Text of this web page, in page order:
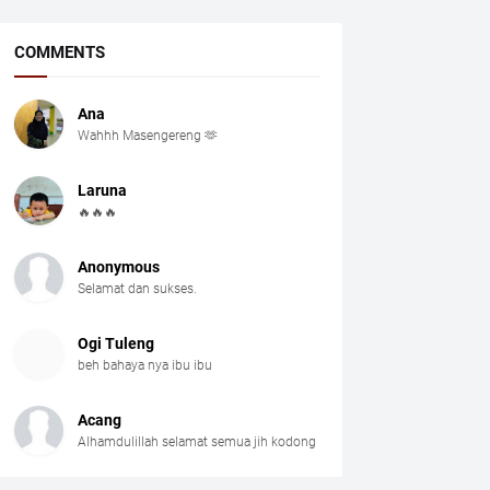
COMMENTS
Ana
Wahhh Masengereng 🫶
Laruna
🔥🔥🔥
Anonymous
Selamat dan sukses.
Ogi Tuleng
beh bahaya nya ibu ibu
Acang
Alhamdulillah selamat semua jih kodong